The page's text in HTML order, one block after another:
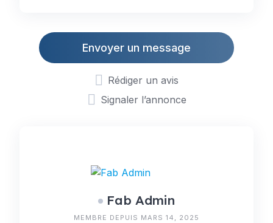
Envoyer un message
Rédiger un avis
Signaler l’annonce
Fab Admin
MEMBRE DEPUIS MARS 14, 2025